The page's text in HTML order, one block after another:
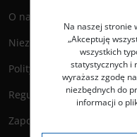
O nas
Niezbędnik Autora
Polityka prywatności
Regulamin księgarni
Zapowiedzi
Na naszej stronie
„Akceptuję
wszystkich
statystycznych i
wyrażasz zgodę
niezbędnych do
informacji o